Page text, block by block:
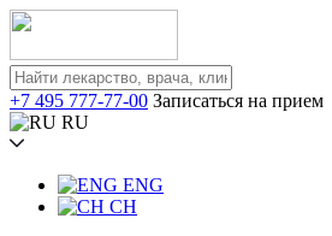
+7 495 777-77-00 Записаться на прием
RU
ENG
CH